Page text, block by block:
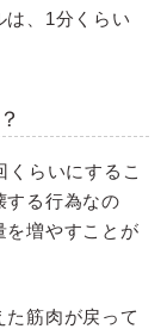
は、1分くらい
くらいにするこ
する行為なの
を増やすことが
筋肉が戻って